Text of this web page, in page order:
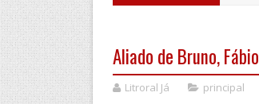
Aliado de Bruno,
Litroral Já principal